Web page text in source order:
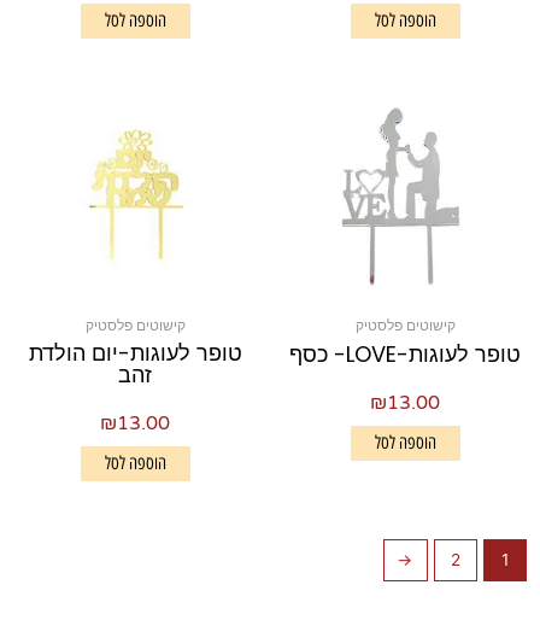
הוספה לסל הוספה לסל
קישוטים פלסטיק
טופר לעוגות-LOVE- כסף
₪13.00
הוספה לסל
קישוטים פלסטיק
טופר לעוגות-יום הולדת
זהב
₪13.00
הוספה לסל
1
2
←